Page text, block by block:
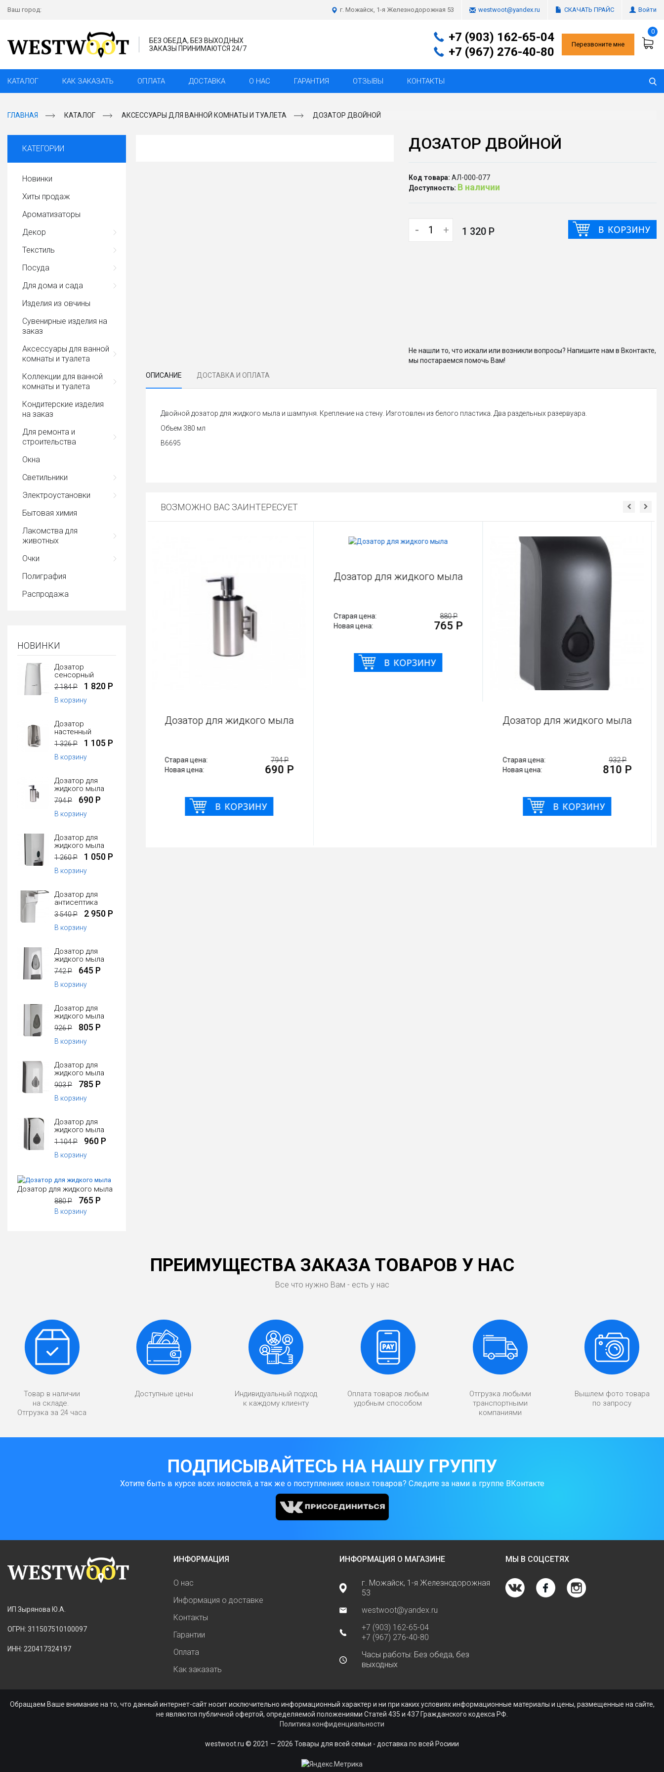
Ваш город: г. Можайск, 1-я Железнодорожная 53 westwoot@yandex.ru СКАЧАТЬ ПРАЙС Войти
БЕЗ ОБЕДА, БЕЗ ВЫХОДНЫХ
ЗАКАЗЫ ПРИНИМАЮТСЯ 24/7
+7 (903) 162-65-04
+7 (967) 276-40-80
Перезвоните мне
0
КАТАЛОГ КАК ЗАКАЗАТЬ ОПЛАТА ДОСТАВКА О НАС ГАРАНТИЯ ОТЗЫВЫ КОНТАКТЫ
ГЛАВНАЯ КАТАЛОГ АКСЕССУАРЫ ДЛЯ ВАННОЙ КОМНАТЫ И ТУАЛЕТА ДОЗАТОР ДВОЙНОЙ
КАТЕГОРИИ
Новинки
Хиты продаж
Ароматизаторы
Декор
Текстиль
Посуда
Для дома и сада
Изделия из овчины
Сувенирные изделия на
заказ
Аксессуары для ванной
комнаты и туалета
Коллекции для ванной
комнаты и туалета
Кондитерские изделия
на заказ
Для ремонта и
строительства
Окна
Светильники
Электроустановки
Бытовая химия
Лакомства для
животных
Очки
Полиграфия
Распродажа
НОВИНКИ
Дозатор
сенсорный
2 184 Р 1 820 Р
В корзину
Дозатор
настенный
1 326 Р 1 105 Р
В корзину
Дозатор для
жидкого мыла
794 Р 690 Р
В корзину
Дозатор для
жидкого мыла
1 260 Р 1 050 Р
В корзину
Дозатор для
антисептика
3 540 Р 2 950 Р
В корзину
Дозатор для
жидкого мыла
742 Р 645 Р
В корзину
Дозатор для
жидкого мыла
926 Р 805 Р
В корзину
Дозатор для
жидкого мыла
903 Р 785 Р
В корзину
Дозатор для
жидкого мыла
1 104 Р 960 Р
В корзину
Дозатор для жидкого мыла
880 Р 765 Р
В корзину
ДОЗАТОР ДВОЙНОЙ
Код товара: АЛ-000-077
Доступность: В наличии
- + 1 320 Р
Не нашли то, что искали или возникли вопросы? Напишите нам в Вконтакте,
мы постараемся помочь Вам!
ОПИСАНИЕ
ДОСТАВКА И ОПЛАТА
Двойной дозатор для жидкого мыла и шампуня. Крепление на стену. Изготовлен из белого пластика. Два раздельных разервуара.
Объем 380 мл
В6695
ВОЗМОЖНО ВАС ЗАИНТЕРЕСУЕТ
Дозатор для жидкого мыла
Старая цена:
794 Р
Новая цена:
690 Р
Дозатор для жидкого мыла
Старая цена:
880 Р
Новая цена:
765 Р
Дозатор для жидкого мыла
Старая цена:
932 Р
Новая цена:
810 Р
ПРЕИМУЩЕСТВА ЗАКАЗА ТОВАРОВ У НАС
Все что нужно Вам - есть у нас
Товар в наличии
на складе.
Отгрузка за 24 часа
Доступные цены
Индивидуальный подход
к каждому клиенту
Оплата товаров любым
удобным способом
Отгрузка любыми
транспортными
компаниями
Вышлем фото товара
по запросу
ПОДПИСЫВАЙТЕСЬ НА НАШУ ГРУППУ
Хотите быть в курсе всех новостей, а так же о поступлениях новых товаров? Следите за нами в группе ВКонтакте
ИП Зырянова Ю.А.
ОГРН: 311507510100097
ИНН: 220417324197
ИНФОРМАЦИЯ
О нас
Информация о доставке
Контакты
Гарантии
Оплата
Как заказать
ИНФОРМАЦИЯ О МАГАЗИНЕ
г. Можайск, 1-я Железнодорожная
53
westwoot@yandex.ru
+7 (903) 162-65-04
+7 (967) 276-40-80
Часы работы: Без обеда, без
выходных
МЫ В СОЦСЕТЯХ
Обращаем Ваше внимание на то, что данный интернет-сайт носит исключительно информационный характер и ни при каких условиях информационные материалы и цены, размещенные на сайте,
не являются публичной офертой, определяемой положениями Статей 435 и 437 Гражданского кодекса РФ.
Политика конфиденциальности
westwoot.ru © 2021 — 2026 Товары для всей семьи - доставка по всей Росиии